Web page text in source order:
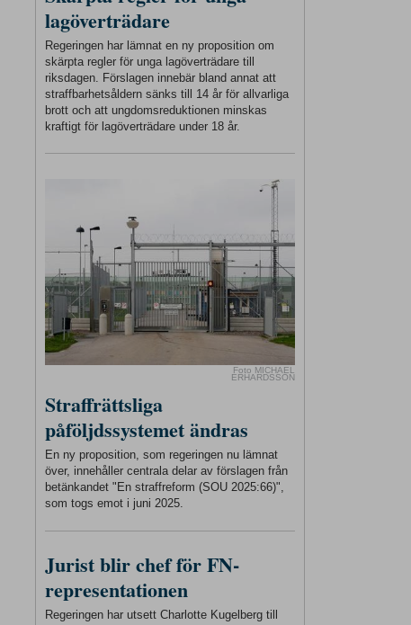
lagöverträdare
Regeringen har lämnat en ny proposition om
skärpta regler för unga lagöverträdare till
riksdagen. Förslagen innebär bland annat att
straffbarhetsåldern sänks till 14 år för allvarliga
brott och att ungdomsreduktionen minskas
kraftigt för lagöverträdare under 18 år.
Foto MICHAEL
ERHARDSSON
Straffrättsliga
påföljdssystemet ändras
En ny proposition, som regeringen nu lämnat
över, innehåller centrala delar av förslagen från
betänkandet "En straffreform (SOU 2025:66)",
som togs emot i juni 2025.
Jurist blir chef för FN-
representationen
Regeringen har utsett Charlotte Kugelberg till